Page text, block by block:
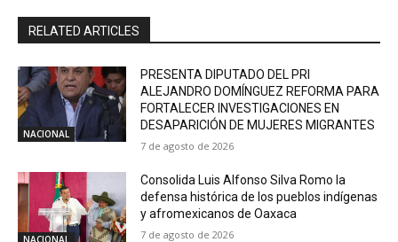
RELATED ARTICLES
NACIONAL
PRESENTA DIPUTADO DEL PRI
ALEJANDRO DOMÍNGUEZ REFORMA PARA
FORTALECER INVESTIGACIONES EN
DESAPARICIÓN DE MUJERES MIGRANTES
7 de agosto de 2026
Consolida Luis Alfonso Silva Romo la
defensa histórica de los pueblos indígenas
y afromexicanos de Oaxaca
7 de agosto de 2026